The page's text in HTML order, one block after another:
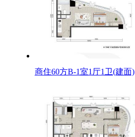
商住60方B-1室1厅1卫(建面)